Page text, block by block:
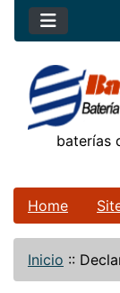
baterías
Home
Inicio ::